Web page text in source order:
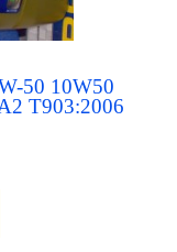
50 10W50
T903:2006